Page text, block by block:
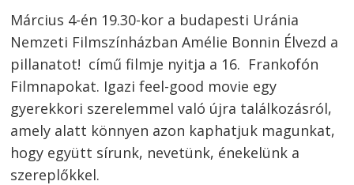
Március 4-én 19.30-kor a budapesti Uránia
Nemzeti Filmszínházban Amélie Bonnin Élvezd a
pillanatot! című filmje nyitja a 16. Frankofón
Filmnapokat. Igazi feel-good movie egy
gyerekkori szerelemmel való újra találkozásról,
amely alatt könnyen azon kaphatjuk magunkat,
hogy együtt sírunk, nevetünk, énekelünk a
szereplőkkel.